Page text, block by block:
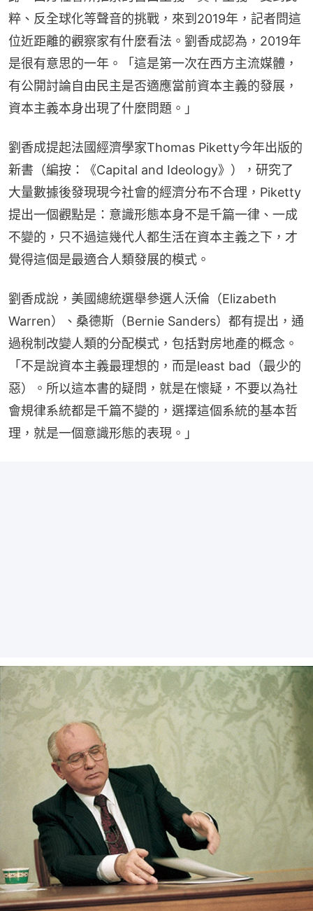
粹、反全球化等聲音的挑戰，來到2019年，記者問這
位近距離的觀察家有什麼看法。劉香成認為，2019年
是很有意思的一年。「這是第一次在西方主流媒體，
有公開討論自由民主是否適應當前資本主義的發展，
資本主義本身出現了什麼問題。」
劉香成提起法國經濟學家Thomas Piketty今年出版的
新書（編按：《Capital and Ideology》），研究了
大量數據後發現現今社會的經濟分布不合理，Piketty
提出一個觀點是：意識形態本身不是千篇一律、一成
不變的，只不過這幾代人都生活在資本主義之下，才
覺得這個是最適合人類發展的模式。
劉香成說，美國總統選舉參選人沃倫（Elizabeth
Warren）、桑德斯（Bernie Sanders）都有提出，通
過稅制改變人類的分配模式，包括對房地產的概念。
「不是說資本主義最理想的，而是least bad（最少的
惡）。所以這本書的疑問，就是在懷疑，不要以為社
會規律系統都是千篇不變的，選擇這個系統的基本哲
理，就是一個意識形態的表現。」